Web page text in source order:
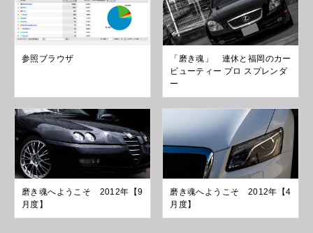
参照ブラウザ
「磨き魂」 連休と福岡のカー
ビューティー プロ スプレンダ
ー
磨き魂へようこそ 2012年【9
月度】
磨き魂へようこそ 2012年【4
月度】